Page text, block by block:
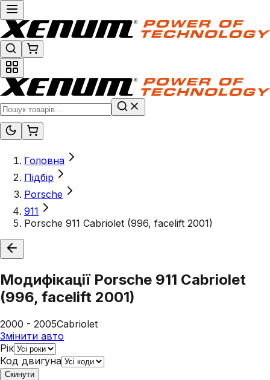
Головна
Підбір
Porsche
911
Porsche 911 Cabriolet (996, facelift 2001)
Модифікації Porsche 911 Cabriolet
(996, facelift 2001)
2000 - 2005Cabriolet
Змінити авто
Рік
Код двигуна
Скинути